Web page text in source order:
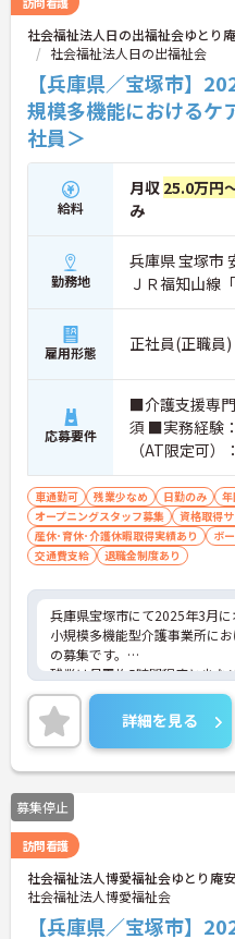
社会福祉法人日の出福祉会ゆとり
社会福祉法人日の出福祉会
【兵庫県／宝塚市】
規模多機能における
社員＞
給料
月収 25.0万円
み
勤務地
兵庫県 宝塚市
ＪＲ福知山線
雇用形態 正社員(正職員)
応募要件
■介護支援専
須 ■実務経験
（AT限定可）
車通勤可 残業少なめ 日勤のみ
オープニングスタッフ募集
資格取得
産休･育休･介護休暇取得実績あり
ボ
交通費支給
退職金制度あり
兵庫県宝塚市にて2025年3月
小規模多機能型介護事業所に
の募集です。
残業は月平均5時間程度と少な
バランスを保ちながらご勤務
育児休業・介護休業・看護休
ライフステージが変化しても
ける環境です。
ご興味のある方には、面接対
に詳細をご案内しますのでお気
い！
詳細を見る
募集停止
訪問看護
社会福祉法人博愛福祉会ゆとり庵
社会福祉法人博愛福祉会
【兵庫県／宝塚市】